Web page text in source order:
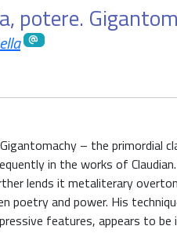
potere.
– the primordial
in the works of
lends it metaliterary
poetry and power. His
features, appears to